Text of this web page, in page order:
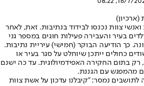
(ארכיון)
צוות נכנסו לבידוד בנתיבות. זאת, לאחר
בעיר והעבירה פעילות חוגים במספר גני
כך הודיעה הבוקר (חמישי) עיריית נתיבות.
כחולים ייתכן שיוחלט על סגר בעיר או
רק בתום החקירה האפידמיולוגית. עד כה ישנם
מהמפגש עם הגננת.
נמסר: "קיבלנו עדכון על אשת צוות